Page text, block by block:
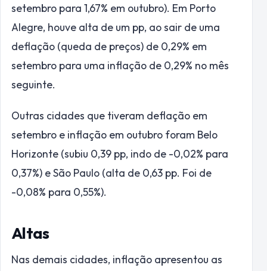
setembro para 1,67% em outubro). Em Porto
Alegre, houve alta de um pp, ao sair de uma
deflação (queda de preços) de 0,29% em
setembro para uma inflação de 0,29% no mês
seguinte.
Outras cidades que tiveram deflação em
setembro e inflação em outubro foram Belo
Horizonte (subiu 0,39 pp, indo de -0,02% para
0,37%) e São Paulo (alta de 0,63 pp. Foi de
-0,08% para 0,55%).
Altas
Nas demais cidades, inflação apresentou as